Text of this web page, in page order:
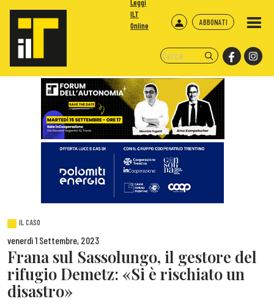
ABBONATI
Leggi
ILT
Online
IL CASO
venerdì 1 Settembre, 2023
Frana sul Sassolungo, il gestore del
rifugio Demetz: «Si è rischiato un
disastro»